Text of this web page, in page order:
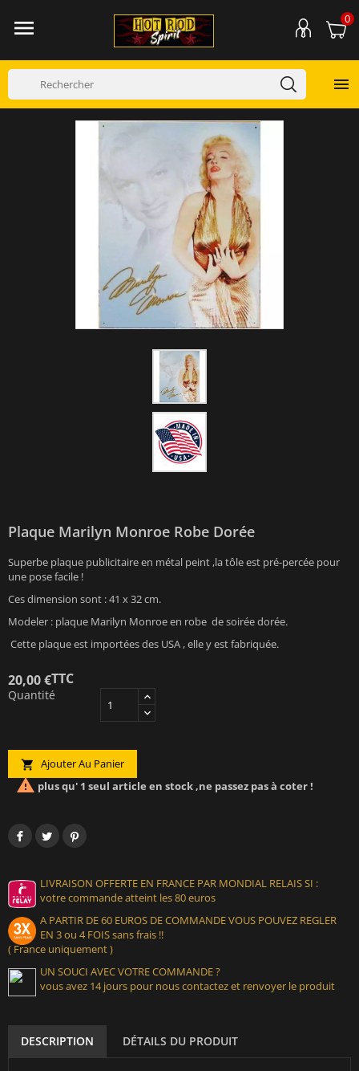
 0

Plaque Marilyn Monroe Robe Dorée
Superbe plaque publicitaire en métal peint ,la tôle est pré-percée pour
une pose facile !
Ces dimension sont : 41 x 32 cm.
Modeler : plaque Marilyn Monroe en robe de soirée dorée.
Cette plaque est importées des USA , elle y est fabriquée.
20,00 €TTC
Quantité
 Ajouter Au Panier
 plus qu' 1 seul article en stock ,ne passez pas à coter !
LIVRAISON OFFERTE EN FRANCE PAR MONDIAL RELAIS SI :
votre commande atteint les 80 euros
A PARTIR DE 60 EUROS DE COMMANDE VOUS POUVEZ REGLER
EN 3 ou 4 FOIS sans frais !!
( France uniquement )
UN SOUCI AVEC VOTRE COMMANDE ?
vous avez 14 jours pour nous contactez et renvoyer le produit
DESCRIPTION DÉTAILS DU PRODUIT